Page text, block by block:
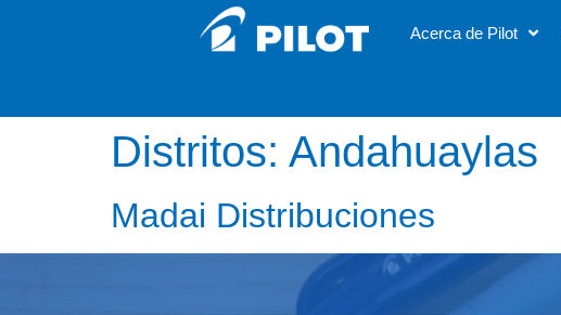
Acerca de Pilot
Distritos: Andahuaylas
Madai Distribuciones